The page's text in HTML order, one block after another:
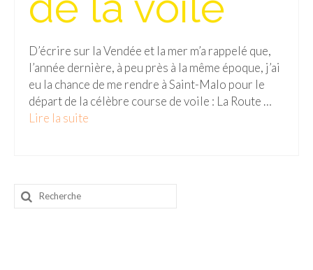
Paraguay
Pérou
Lac Titicaca
Machu Picchu
Beijing
D’écrire sur la Vendée et la mer m’a rappelé que,
l’année dernière, à peu près à la même époque, j’ai
eu la chance de me rendre à Saint-Malo pour le
départ de la célèbre course de voile : La Route …
Lire la suite­­
Rechercher
: